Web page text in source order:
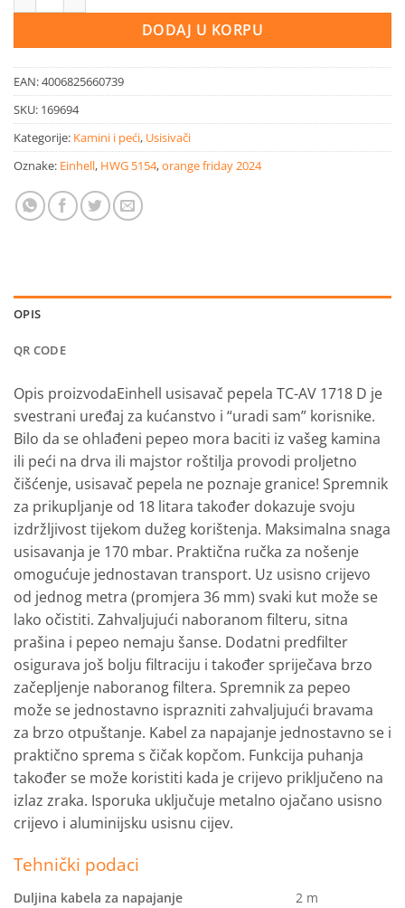
DODAJ U KORPU
EAN:4006825660739
SKU: 169694
Kategorije: Kamini i peći, Usisivači
Oznake: Einhell, HWG 5154,orange friday 2024
OPIS
QR CODE
Opis proizvodaEinhell usisavač pepela TC-AV 1718 D je
svestrani uređaj za kućanstvo i “uradi sam” korisnike.
Bilo da se ohlađeni pepeo mora baciti iz vašeg kamina
ili peći na drva ili majstor roštilja provodi proljetno
čišćenje, usisavač pepela ne poznaje granice! Spremnik
za prikupljanje od 18 litara također dokazuje svoju
izdržljivost tijekom dužeg korištenja. Maksimalna snaga
usisavanja je 170 mbar. Praktična ručka za nošenje
omogućuje jednostavan transport. Uz usisno crijevo
od jednog metra (promjera 36 mm) svaki kut može se
lako očistiti. Zahvaljujući naboranom filteru, sitna
prašina i pepeo nemaju šanse. Dodatni predfilter
osigurava još bolju filtraciju i također spriječava brzo
začepljenje naboranog filtera. Spremnik za pepeo
može se jednostavno isprazniti zahvaljujući bravama
za brzo otpuštanje. Kabel za napajanje jednostavno se i
praktično sprema s čičak kopčom. Funkcija puhanja
također se može koristiti kada je crijevo priključeno na
izlaz zraka. Isporuka uključuje metalno ojačano usisno
crijevo i aluminijsku usisnu cijev.
Tehnički podaci
Duljina kabela za napajanje
2 m